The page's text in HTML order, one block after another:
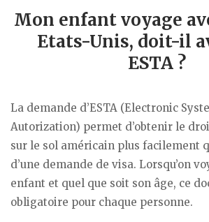
Mon enfant voyage
Etats-Unis, doit-il
ESTA ?
La demande d’ESTA (Electronic
Autorization) permet d’obtenir le
sur le sol américain plus facilement
d’une demande de visa. Lorsqu’on
enfant et quel que soit son âge, ce
obligatoire pour chaque personne.